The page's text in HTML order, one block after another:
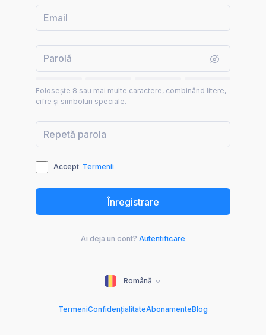
Folosește 8 sau mai multe caractere, combinând litere,
cifre și simboluri speciale.
Accept Termenii
Ai deja un cont? Autentificare
Română
TermeniConfidențialitateAbonamenteBlog